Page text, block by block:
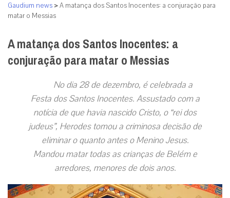
Gaudium news >A matança dos Santos Inocentes: a conjuração para
matar o Messias
A matança dos Santos Inocentes: a
conjuração para matar o Messias
No dia 28 de dezembro, é celebrada a
Festa dos Santos Inocentes. Assustado com a
notícia de que havia nascido Cristo, o “rei dos
judeus”, Herodes tomou a criminosa decisão de
eliminar o quanto antes o Menino Jesus.
Mandou matar todas as crianças de Belém e
arredores, menores de dois anos.